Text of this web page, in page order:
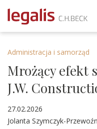
Administracja i samorząd
Mrożący efekt
J.W.
27.02.2026
Jolanta Szymczyk-